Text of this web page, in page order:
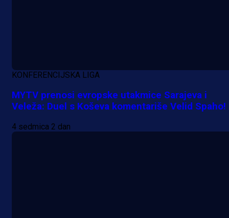
KONFERENCIJSKA LIGA
MYTV prenosi evropske utakmice Sarajeva i
Veleža: Duel s Koševa komentariše Velid Spaho!
4 sedmica 2 dan